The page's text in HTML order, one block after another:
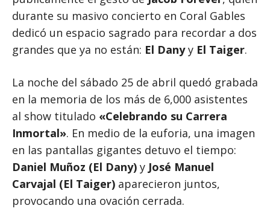
durante su masivo concierto en Coral Gables
dedicó un espacio sagrado para recordar a dos
grandes que ya no están: El Danyy El Taiger.
La noche del sábado 25 de abril quedó grabada
en la memoria de los más de 6,000 asistentes
al show titulado «Celebrando su Carrera
Inmortal». En medio de la euforia, una imagen
en las pantallas gigantes detuvo el tiempo:
Daniel Muñoz (El Dany) y José Manuel
Carvajal (El Taiger) aparecieron juntos,
provocando una ovación cerrada.